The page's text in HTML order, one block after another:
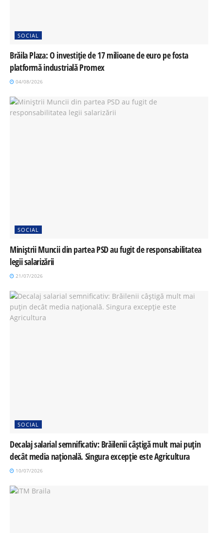
SOCIAL
Brăila Plaza: O investiție de 17 milioane de euro pe fosta
platformă industrială Promex
04/08/2026
SOCIAL
Miniștrii Muncii din partea PSD au fugit de responsabilitatea
legii salarizării
21/07/2026
SOCIAL
Decalaj salarial semnificativ: Brăilenii câștigă mult mai puțin
decât media națională. Singura excepție este Agricultura
10/07/2026